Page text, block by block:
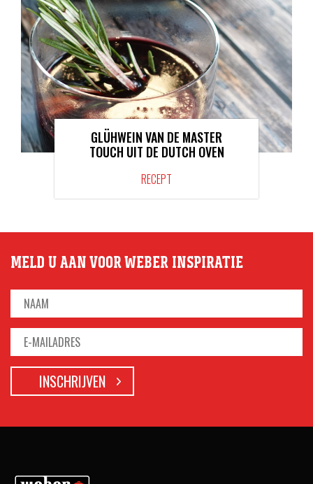
GLÜHWEIN VAN DE MASTER
TOUCH UIT DE DUTCH OVEN
RECEPT
MELD U AAN VOOR WEBER INSPIRATIE